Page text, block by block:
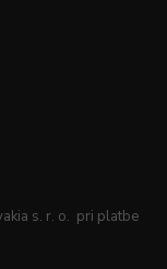
s. r. o. pri platbe